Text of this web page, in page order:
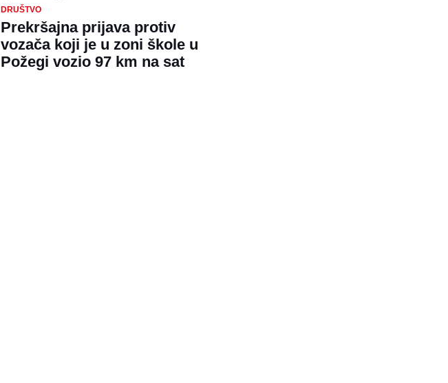
DRUŠTVO
Prekršajna prijava protiv
vozača koji je u zoni škole u
Požegi vozio 97 km na sat